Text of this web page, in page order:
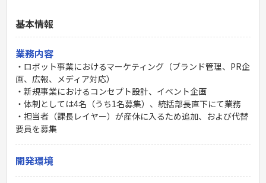
基本情報
業務内容
・ロボット事業におけるマーケティング（ブランド管理、PR企
画、広報、メディア対応）
・新規事業におけるコンセプト設計、イベント企画
・体制としては4名（うち1名募集）、統括部長直下にて業務
・担当者（課長レイヤー）が産休に入るため追加、および代替
要員を募集
開発環境